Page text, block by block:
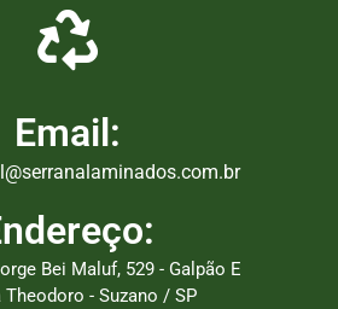
Email:
Bei Maluf, 529 - Galpão E
Theodoro - Suzano / SP